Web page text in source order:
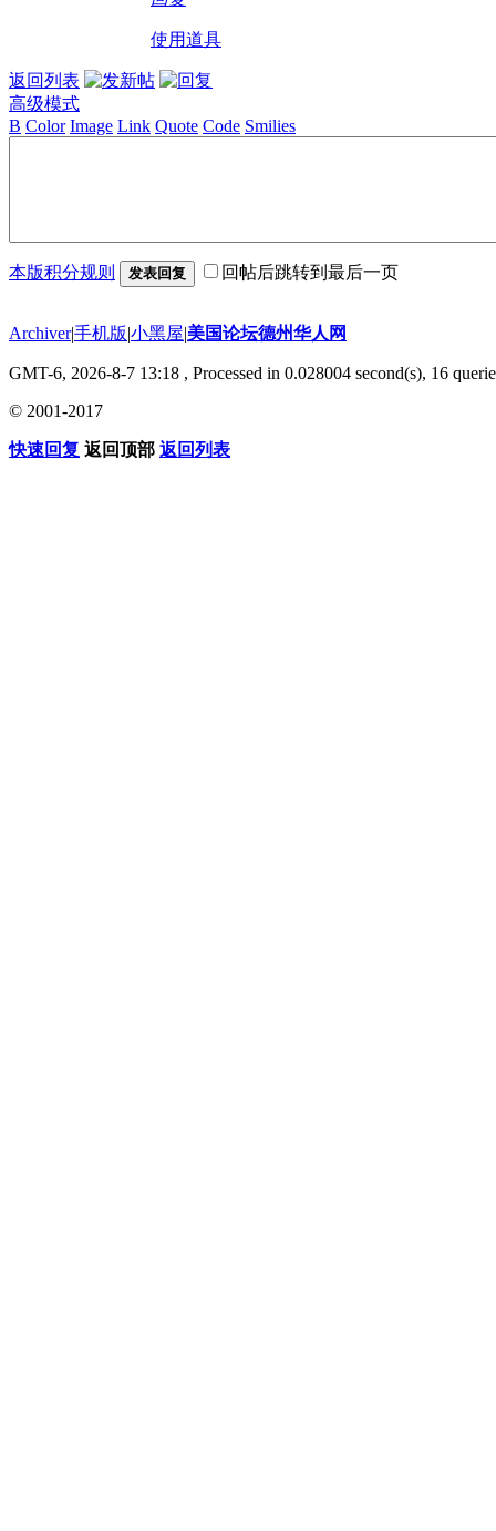
使用道具
返回列表
高级模式
B Color Image Link Quote Code Smilies
本版积分规则 发表回复 回帖后跳转到最后一页
Archiver|手机版|小黑屋|美国论坛德州华人网
GMT-6, 2026-8-7 13:18 , Processed in 0.028004 second(s), 16
© 2001-2017
快速回复 返回顶部 返回列表